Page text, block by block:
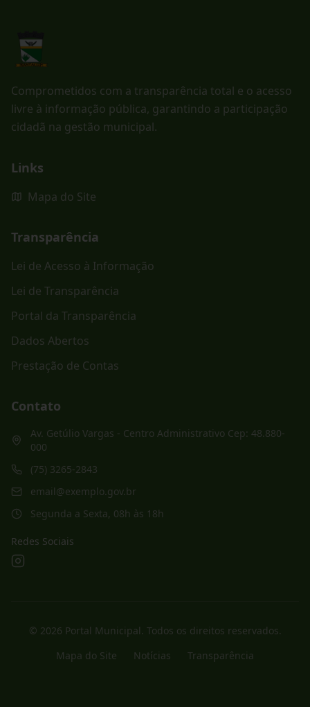
Comprometidos com a transparência total e o acesso
livre à informação pública, garantindo a participação
cidadã na gestão municipal.
Links
Mapa do Site
Transparência
Lei de Acesso à Informação
Lei de Transparência
Portal da Transparência
Dados Abertos
Prestação de Contas
Contato
Av. Getúlio Vargas - Centro Administrativo Cep: 48.880-
000
(75) 3265-2843
email@exemplo.gov.br
Segunda a Sexta, 08h às 18h
Redes Sociais
© 2026 Portal Municipal. Todos os direitos reservados.
Mapa do Site
Notícias Transparência